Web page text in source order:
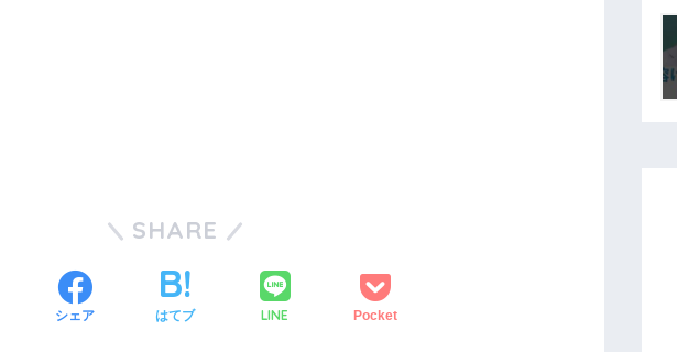
SHARE
シェア はてブ LINE Pocket